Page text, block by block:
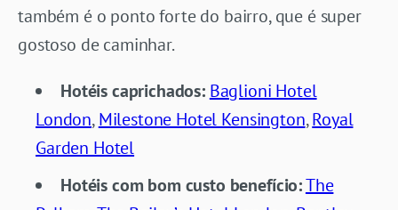
também é o ponto forte do bairro, que é super
gostoso de caminhar.
Hotéis caprichados: Baglioni Hotel
London,Milestone Hotel Kensington,Royal
Garden Hotel
Hotéis com bom custo benefício:The